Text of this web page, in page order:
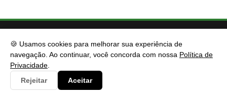
🍪 Usamos cookies para melhorar sua experiência de
navegação. Ao continuar, você concorda com nossa Política de
Privacidade
Rejeitar
Aceitar